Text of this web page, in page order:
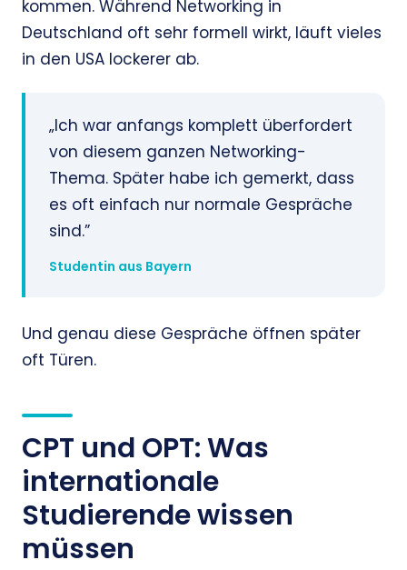
kommen. Während Networking in
Deutschland oft sehr formell wirkt, läuft vieles
in den USA lockerer ab.
„Ich war anfangs komplett überfordert
von diesem ganzen Networking-
Thema. Später habe ich gemerkt, dass
es oft einfach nur normale Gespräche
sind.”
Studentin aus Bayern
Und genau diese Gespräche öffnen später
oft Türen.
CPT und OPT: Was
internationale
Studierende wissen
müssen